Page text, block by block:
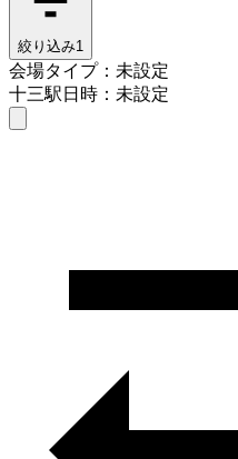
絞り込み1
会場タイプ：未設定
十三駅日時：未設定